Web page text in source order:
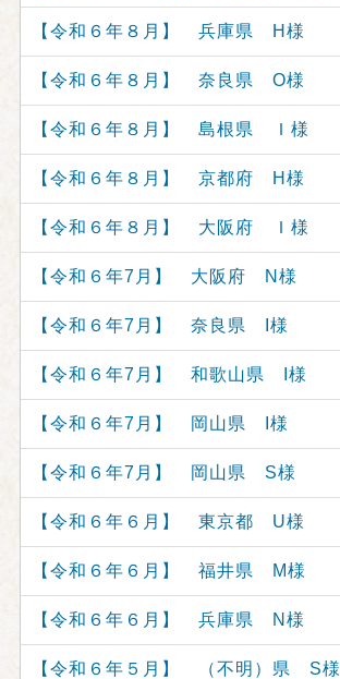
【令和６年８月】 兵庫県 H様
【令和６年８月】 奈良県 O様
【令和６年８月】 島根県 Ｉ様
【令和６年８月】 京都府 H様
【令和６年８月】 大阪府 Ｉ様
【令和６年7月】 大阪府 N様
【令和６年7月】 奈良県 I様
【令和６年7月】 和歌山県 I様
【令和６年7月】 岡山県 I様
【令和６年7月】 岡山県 S様
【令和６年６月】 東京都 U様
【令和６年６月】 福井県 M様
【令和６年６月】 兵庫県 N様
【令和６年５月】 （不明）県 S様